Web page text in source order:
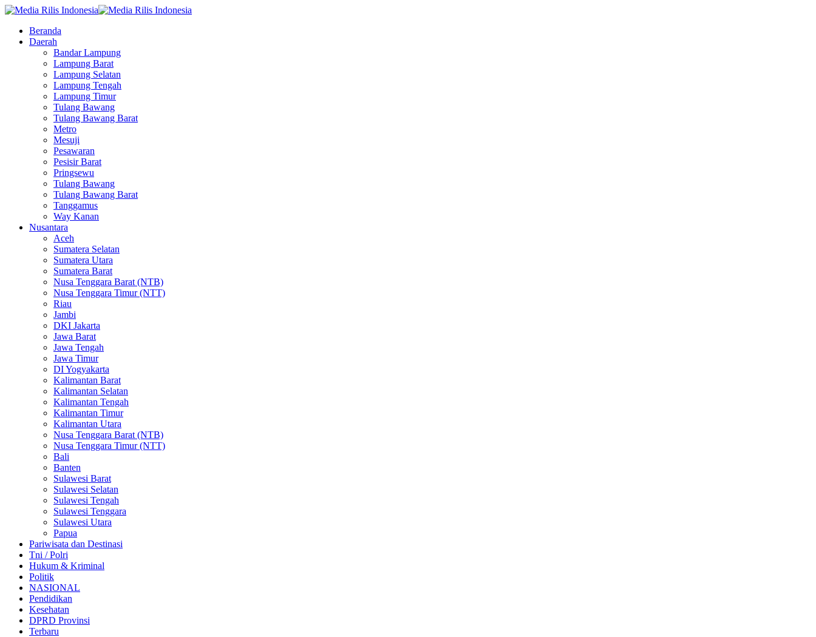
Beranda
Daerah
Bandar Lampung
Lampung Barat
Lampung Selatan
Lampung Tengah
Lampung Timur
Tulang Bawang
Tulang Bawang Barat
Metro
Mesuji
Pesawaran
Pesisir Barat
Pringsewu
Tulang Bawang
Tulang Bawang Barat
Tanggamus
Way Kanan
Nusantara
Aceh
Sumatera Selatan
Sumatera Utara
Sumatera Barat
Nusa Tenggara Barat (NTB)
Nusa Tenggara Timur (NTT)
Riau
Jambi
DKI Jakarta
Jawa Barat
Jawa Tengah
Jawa Timur
DI Yogyakarta
Kalimantan Barat
Kalimantan Selatan
Kalimantan Tengah
Kalimantan Timur
Kalimantan Utara
Nusa Tenggara Barat (NTB)
Nusa Tenggara Timur (NTT)
Bali
Banten
Sulawesi Barat
Sulawesi Selatan
Sulawesi Tengah
Sulawesi Tenggara
Sulawesi Utara
Papua
Pariwisata dan Destinasi
Tni / Polri
Hukum & Kriminal
Politik
NASIONAL
Pendidikan
Kesehatan
DPRD Provinsi
Terbaru